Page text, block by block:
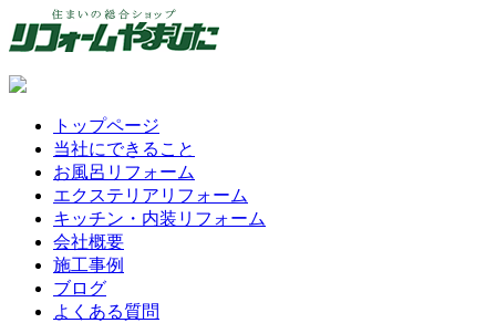
トップページ
当社にできること
お風呂リフォーム
エクステリアリフォーム
キッチン・内装リフォーム
会社概要
施工事例
ブログ
よくある質問